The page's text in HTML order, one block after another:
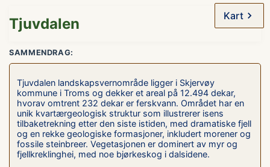
Kart
Tjuvdalen
SAMMENDRAG:
Tjuvdalen landskapsvernområde ligger i Skjervøy
kommune i Troms og dekker et areal på 12.494 dekar,
hvorav omtrent 232 dekar er ferskvann. Området har en
unik kvartærgeologisk struktur som illustrerer isens
tilbaketrekning etter den siste istiden, med dramatiske fjell
og en rekke geologiske formasjoner, inkludert morener og
fossile steinbreer. Vegetasjonen er dominert av myr og
fjellkreklinghei, med noe bjørkeskog i dalsidene.